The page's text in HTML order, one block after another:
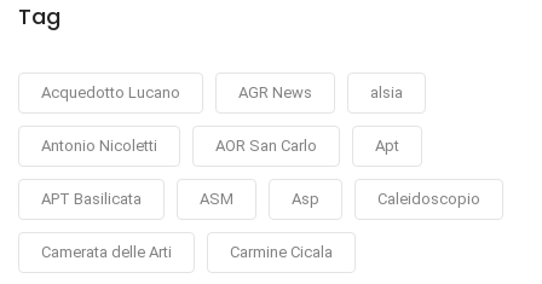
Tag
Acquedotto Lucano AGR News alsia
Antonio Nicoletti AOR San Carlo Apt
APT Basilicata ASM Asp Caleidoscopio
Camerata delle Arti Carmine Cicala